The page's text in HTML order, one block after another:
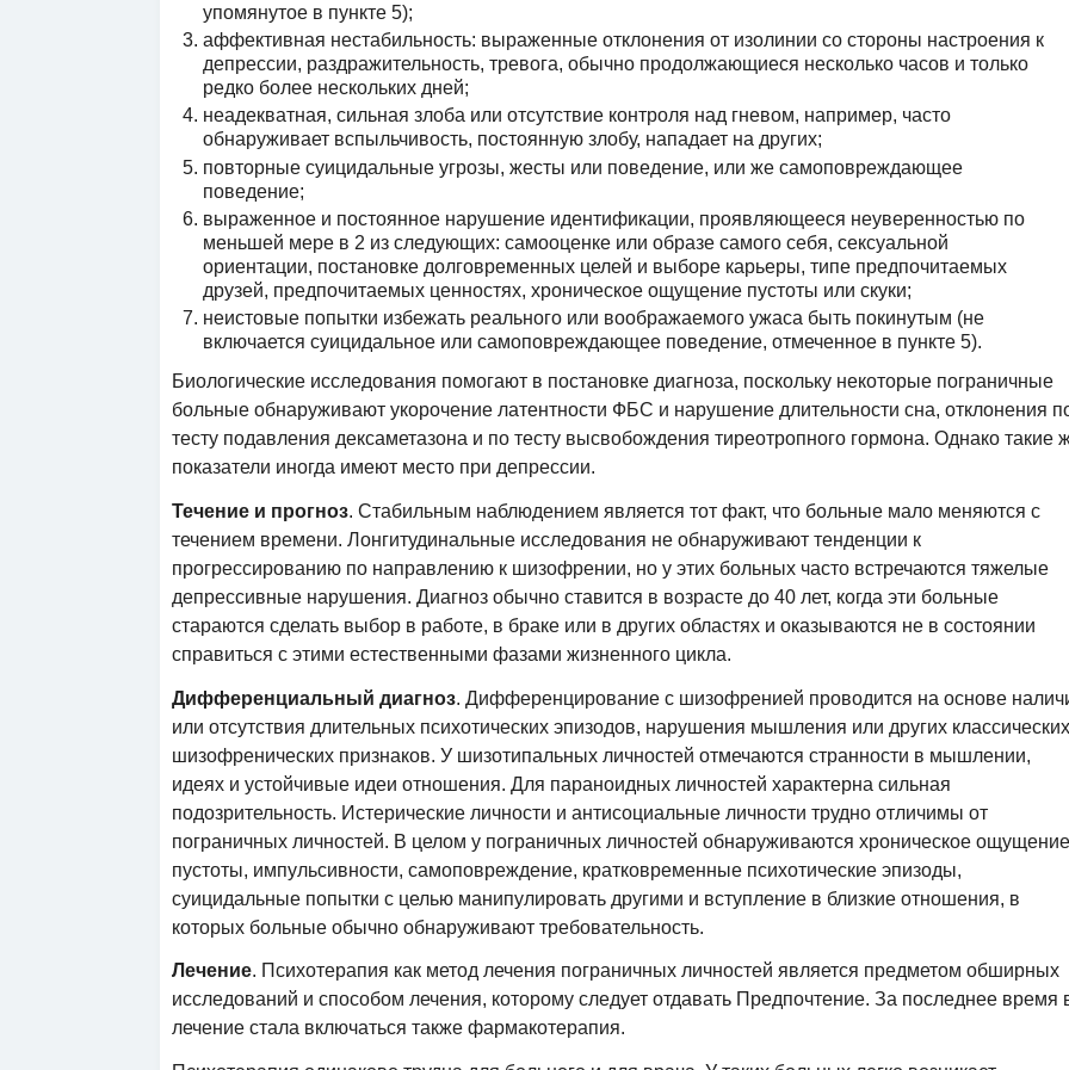
упомянутое в пункте 5);
аффективная нестабильность: выраженные отклонения от изолинии со стороны настроения к
депрессии, раздражительность, тревога, обычно продолжающиеся несколько часов и только
редко более нескольких дней;
неадекватная, сильная злоба или отсутствие контроля над гневом, например, часто
обнаруживает вспыльчивость, постоянную злобу, нападает на других;
повторные суицидальные угрозы, жесты или поведение, или же самоповреждающее
поведение;
выраженное и постоянное нарушение идентификации, проявляющееся неуверенностью по
меньшей мере в 2 из следующих: самооценке или образе самого себя, сексуальной
ориентации, постановке долговременных целей и выборе карьеры, типе предпочитаемых
друзей, предпочитаемых ценностях, хроническое ощущение пустоты или скуки;
неистовые попытки избежать реального или воображаемого ужаса быть покинутым (не
включается суицидальное или самоповреждающее поведение, отмеченное в пункте 5).
Биологические исследования помогают в постановке диагноза, поскольку некоторые пограничные
больные обнаруживают укорочение латентности ФБС и нарушение длительности сна, отклонения
тесту подавления дексаметазона и по тесту высвобождения тиреотропного гормона. Однако такие
показатели иногда имеют место при депрессии.
Течение и прогноз. Стабильным наблюдением является тот факт, что больные мало меняются с
течением времени. Лонгитудинальные исследования не обнаруживают тенденции к
прогрессированию по направлению к шизофрении, но у этих больных часто встречаются тяжелые
депрессивные нарушения. Диагноз обычно ставится в возрасте до 40 лет, когда эти больные
стараются сделать выбор в работе, в браке или в других областях и оказываются не в состоянии
справиться с этими естественными фазами жизненного цикла.
Дифференциальный диагноз. Дифференцирование с шизофренией проводится на основе
или отсутствия длительных психотических эпизодов, нарушения мышления или других классических
шизофренических признаков. У шизотипальных личностей отмечаются странности в мышлении,
идеях и устойчивые идеи отношения. Для параноидных личностей характерна сильная
подозрительность. Истерические личности и антисоциальные личности трудно отличимы от
пограничных личностей. В целом у пограничных личностей обнаруживаются хроническое ощущение
пустоты, импульсивности, самоповреждение, кратковременные психотические эпизоды,
суицидальные попытки с целью манипулировать другими и вступление в близкие отношения, в
которых больные обычно обнаруживают требовательность.
Лечение. Психотерапия как метод лечения пограничных личностей является предметом обширных
исследований и способом лечения, которому следует отдавать Предпочтение. За последнее время
лечение стала включаться также фармакотерапия.